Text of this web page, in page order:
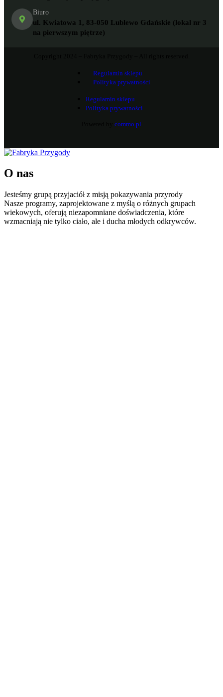
Biuro
ul. Kwiatowa 1, 83-050 Lublewo Gdańskie (lokal nr 3
na pierwszym piętrze)
Regulamin sklepu
Polityka prywatności
Regulamin sklepu
Polityka prywatności
commo.pl
O nas
Jesteśmy grupą przyjaciół z misją pokazywania przyrody
Nasze programy, zaprojektowane z myślą o różnych grupach
wiekowych, oferują niezapomniane doświadczenia, które
wzmacniają nie tylko ciało, ale i ducha młodych odkrywców.